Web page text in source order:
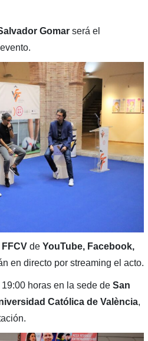
Gomarserá el
FFCVde YouTube, Facebook,
en directo por streaming el acto.
horas en la sede de San
Católica de València,